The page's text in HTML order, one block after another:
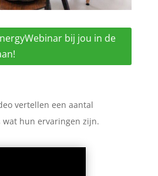
bij jou in de
vertellen een aantal
wat hun ervaringen zijn.